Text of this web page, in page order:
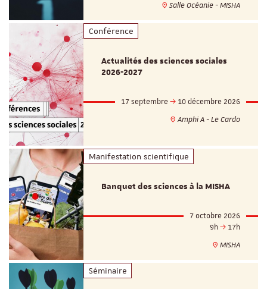
Salle Océanie - MISHA
Conférence
Actualités des sciences sociales
2026-2027
17 septembre
10 décembre 2026
Amphi A - Le Cardo
Manifestation scientifique
Banquet des sciences à la MISHA
7 octobre 2026
9h
17h
MISHA
Séminaire